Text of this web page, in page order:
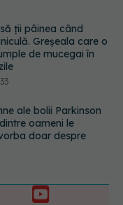
ale bolii Parkinson
oameni le
doar despre
manifest pentru
Corpul
o poveste